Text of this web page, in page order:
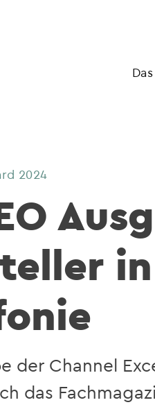
2024
der Channel
das